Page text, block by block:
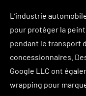
L’industrie
pour protéger la
pendant le transport
concessionnaires.
Google LLC ont
wrapping pour